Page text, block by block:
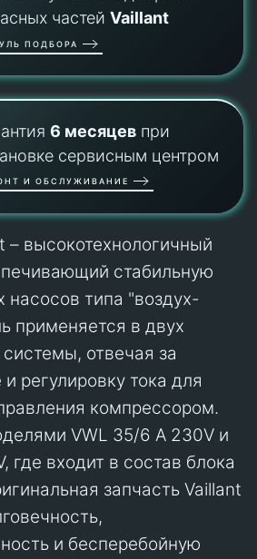
частей Vaillant
ПОДБОРА
6 месяцевпри
сервисным центром
И ОБСЛУЖИВАНИЕ
– высокотехнологичный
стабильную
насосов типа "воздух-
применяется в двух
отвечая за
регулировку тока для
компрессором.
VWL 35/6 A 230V и
где входит в состав блока
запчасть Vaillant
и бесперебойную